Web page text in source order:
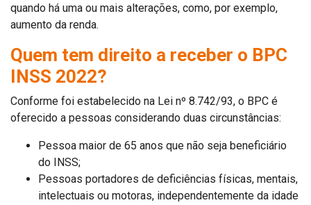
quando há uma ou mais alterações, como, por exemplo,
aumento da renda.
Quem tem direito a receber o BPC
INSS 2022?
Conforme foi estabelecido na Lei nº 8.742/93, o BPC é
oferecido a pessoas considerando duas circunstâncias:
Pessoa maior de 65 anos que não seja beneficiário
do INSS;
Pessoas portadores de deficiências físicas, mentais,
intelectuais ou motoras, independentemente da idade